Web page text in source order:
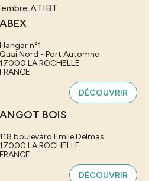
ATIBT
ABEX
Hangar n°1
Quai Nord - Port Automne
17000 LA ROCHELLE
FRANCE
DÉCOUVRIR
ANGOT BOIS
118 boulevard Emile Delmas
17000 LA ROCHELLE
FRANCE
DÉCOUVRIR